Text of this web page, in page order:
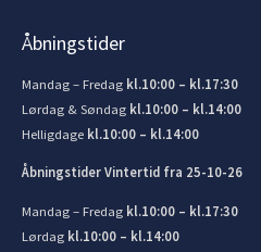
Åbningstider
Mandag – Fredag kl.10:00 – kl.17:30
Lørdag & Søndag kl.10:00 – kl.14:00
Helligdage kl.10:00 – kl.14:00
Åbningstider Vintertid fra 25-10-26
Mandag – Fredag kl.10:00 – kl.17:30
Lørdag kl.10:00 – kl.14:00